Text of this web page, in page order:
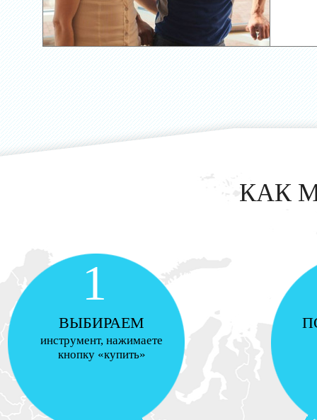
КАК
1
ВЫБИРАЕМ
инструмент, нажимаете
кнопку «купить»